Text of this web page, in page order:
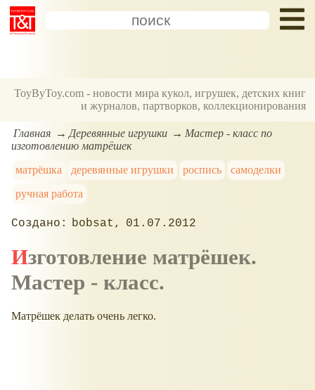
ToyByToy.com - новости мира кукол, игрушек, детских книг
и журналов, партворков, коллекционирования
Главная Деревянные игрушки
Мастер - класс по
изготовлению матрёшек
матрёшка
деревянные игрушки роспись
самоделки
ручная работа
bobsat 01.07.2012
Изготовление матрёшек.
Мaстер - класс.
Матрёшек делать очень легко.